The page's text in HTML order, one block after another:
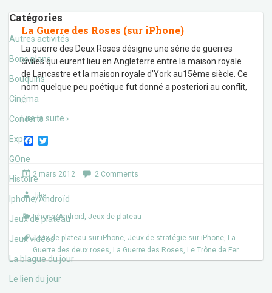
Catégories
Autres activités
Bons plans
Bouquins
Cinéma
Concerts
Expos
GOne
Histoire
Iphone/Androïd
Jeux de plateau
Jeux vidéos
La blague du jour
Le lien du jour
La Guerre des Roses (sur iPhone)
La guerre des Deux Roses désigne une série de guerres
civiles qui eurent lieu en Angleterre entre la maison royale
de Lancastre et la maison royale d’York au15ème siècle. Ce
nom quelque peu poétique fut donné a posteriori au conflit,
…
Lire la suite ›
F
e
b
o
t
r
2 mars 2012 2 Comments
Jika
Iphone/Androïd , Jeux de plateau
Jeux de plateau sur iPhone, Jeux de stratégie sur iPhone, La
Guerre des deux roses, La Guerre des Roses, Le Trône de Fer